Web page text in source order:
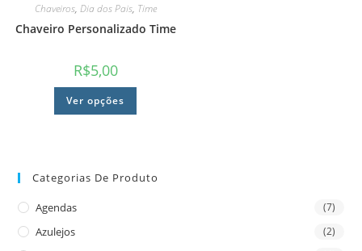
Chaveiros, Dia dos Pais, Time
Chaveiro Personalizado Time
R$5,00
Ver opções
Categorias De Produto
Agendas (7)
Azulejos (2)